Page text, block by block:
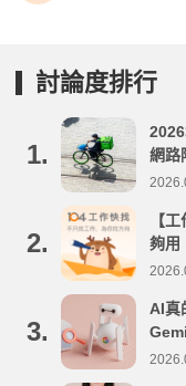
討論度排行
1.
網路
事項
2.
【
夠用
3.
AI真